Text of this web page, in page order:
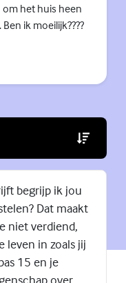
het huis heen
ik moeilijk????
(Externe
begrijp ik jou
Dat maakt
niet verdiend,
leven in zoals jij
15 en je